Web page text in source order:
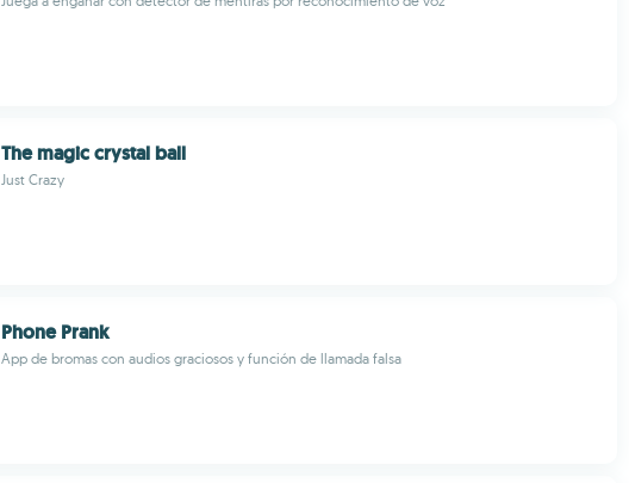
The magic crystal ball
Just Crazy
Phone Prank
App de bromas con audios graciosos y función de llamada falsa